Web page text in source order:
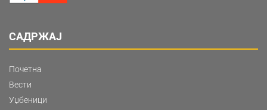
САДРЖАЈ
Почетна
Вести
Уџбеници